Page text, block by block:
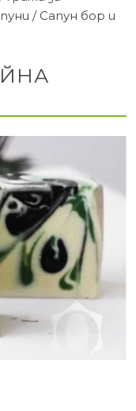
/ Сапун бор и